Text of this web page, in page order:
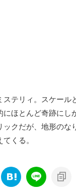
テリィ。スケール
ほとんど奇跡にし
クだが、地形のな
くる。